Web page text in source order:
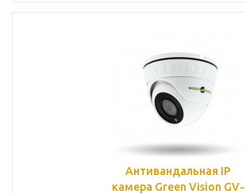
Антивандальная IP
камера Green Vision GV-